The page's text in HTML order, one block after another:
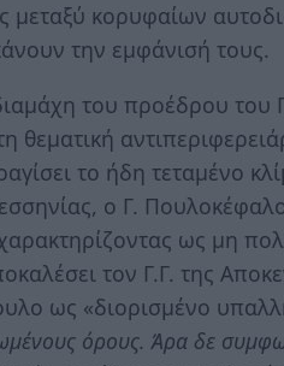
μεταξύ κορυφαίων
την εμφάνισή τους.
του προέδρου
το ήδη τεταμένο
ο Γ.
ως μη
τον Γ.Γ. της
ως «διορισμένο
όρους. Άρα δε